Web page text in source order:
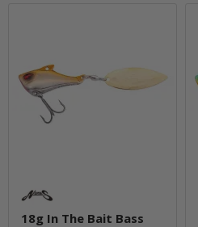
18g In The Bait Bass